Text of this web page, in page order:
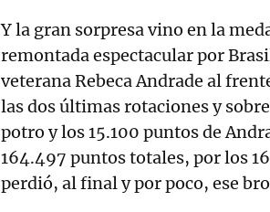
Y la gran sorpresa vino en la
remontada espectacular por
veterana Rebeca Andrade al
las dos últimas rotaciones y
potro y los 15.100 puntos de
164.497 puntos totales, por los
perdió, al final y por poco, ese